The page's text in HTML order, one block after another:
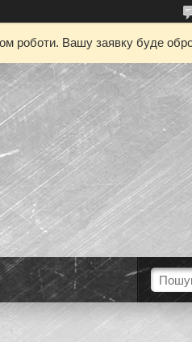
роботи. Вашу заявку буде